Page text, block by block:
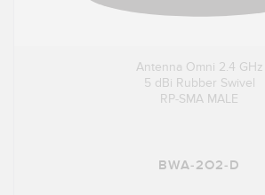
Antenna Omni 2.4 GHz
5 dBi Rubber Swivel
RP-SMA MALE
BWA-2O2-D